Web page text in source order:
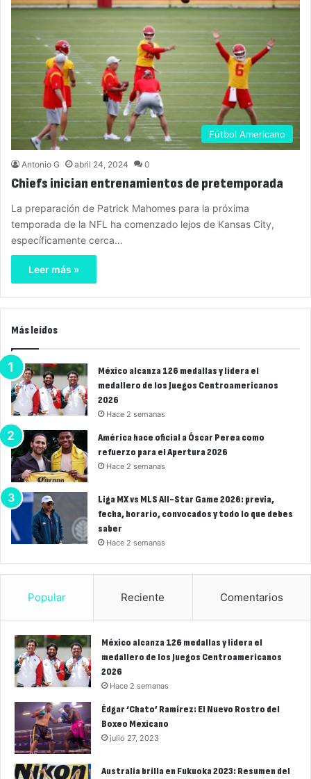
Fútbol Americano
Antonio G abril 24, 2024 0
Chiefs inician entrenamientos de pretemporada
La preparación de Patrick Mahomes para la próxima
temporada de la NFL ha comenzado lejos de Kansas City,
específicamente cerca…
Leer más »
Más leídos
México alcanza 126 medallas y lidera el
medallero de los Juegos Centroamericanos
2026
Hace 2 semanas
América hace oficial a Óscar Perea como
refuerzo para el Apertura 2026
Hace 2 semanas
Liga MX vs MLS All-Star Game 2026: previa,
fecha, horario, convocados y todo lo que debes
saber
Hace 2 semanas
Popular Reciente Comentarios
México alcanza 126 medallas y lidera el
medallero de los Juegos Centroamericanos
2026
Hace 2 semanas
Édgar ‘Chato’ Ramírez: El Nuevo Rostro del
Boxeo Mexicano
julio 27, 2023
Australia brilla en Fukuoka 2023: Resumen del